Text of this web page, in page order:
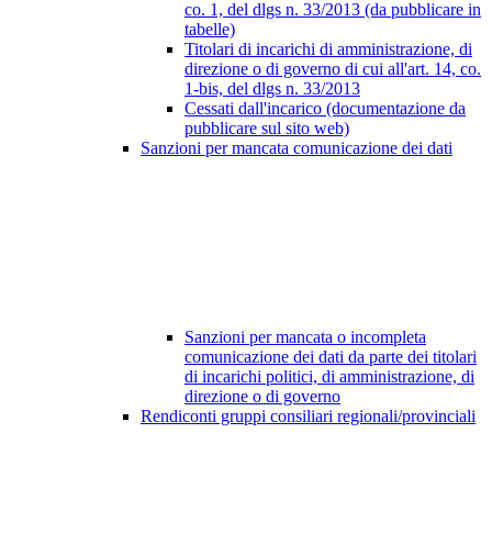
co. 1, del dlgs n. 33/2013 (da pubblicare in
tabelle)
Titolari di incarichi di amministrazione, di
direzione o di governo di cui all'art. 14, co.
1-bis, del dlgs n. 33/2013
Cessati dall'incarico (documentazione da
pubblicare sul sito web)
Sanzioni per mancata comunicazione dei dati
Sanzioni per mancata o incompleta
comunicazione dei dati da parte dei titolari
di incarichi politici, di amministrazione, di
direzione o di governo
Rendiconti gruppi consiliari regionali/provinciali